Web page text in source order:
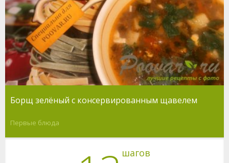
Борщ зелёный с консервированным щавелем
Первые блюда
шагов